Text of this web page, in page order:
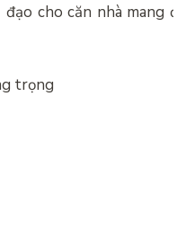
cho căn nhà mang